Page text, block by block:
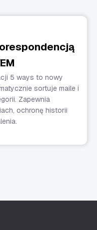
5 ways to nowy
sortuje maile i
Zapewnia
ochronę historii